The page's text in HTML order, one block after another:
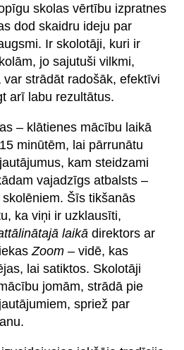
skolas vērtību izpratnes
dod skaidru ideju par
Ir skolotāji, kuri ir
jo sajutuši vilkmi,
strādāt radošāk, efektīvi
arī labu rezultātus.
– klātienes mācību laikā
minūtēm, lai pārrunātu
kam steidzami
vajadzīgs atbalsts –
Šīs tikšanās
ka viņi ir uzklausīti,
laikā direktors ar
Zoom – vidē, kas
lai satiktos. Skolotāji
jomām, strādā pie
spriež par